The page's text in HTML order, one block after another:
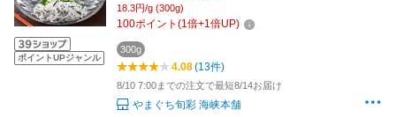
ポイントUPジャンル
18.3円/g (300g)
100ポイント (1 倍+1 倍UP)
300g
4.08(13件)
8/10 7:00までの注文で最短8/14お届け
やまぐち旬彩 海峡本舗